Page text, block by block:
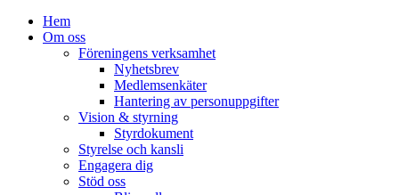
Hem
Om oss
Föreningens verksamhet
Nyhetsbrev
Medlemsenkäter
Hantering av personuppgifter
Vision & styrning
Styrdokument
Styrelse och kansli
Engagera dig
Stöd oss